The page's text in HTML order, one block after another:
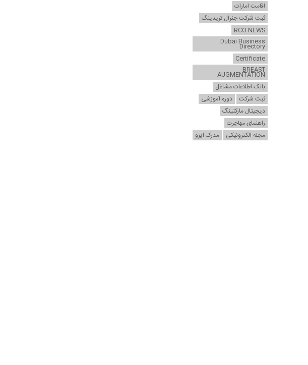
اقامت امارات
ثبت شرکت جنرال تریدینگ
RCO NEWS
Dubai Business
Directory
Certificate
BREAST
AUGMENTATION
بانک اطلاعات مشاغل
ثبت شرکت
دوره آموزشی
دیجیتال مارکتینگ
راهنمای مهاجرت
مجله الکترونیکی
مدرک ایزو